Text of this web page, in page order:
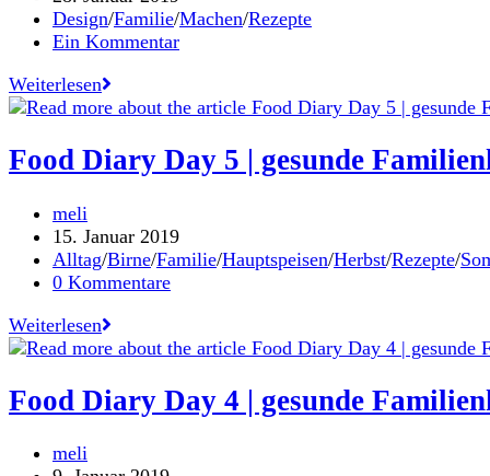
veröffentlicht:
Beitrags-
Kategorie:
Design/Familie/Machen/Rezepte
Beitrags-
Ein Kommentar
WeiterlesenFrühling
im
/
eine
Anleitung
Food Diary Day 5 | gesunde
Beitrags-
Autor:
meli
Beitrag
veröffentlicht:
15. Januar 2019
Beitrags-
Kategorie:
Alltag/Birne/Familie/Hauptspeisen/Herbst/Rezepte/
Beitrags-
0 Kommentare
WeiterlesenFood
Diary
5
|
Food Diary Day 4 | gesunde
Beitrags-
meli